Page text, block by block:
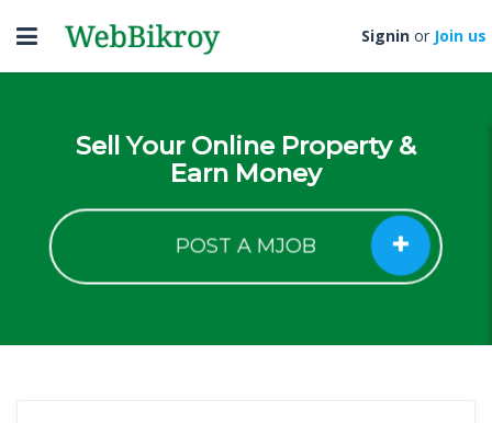
Toggle
navigation
Signin or Join us
Sell Your Online Property &
Earn Money
POST A MJOB